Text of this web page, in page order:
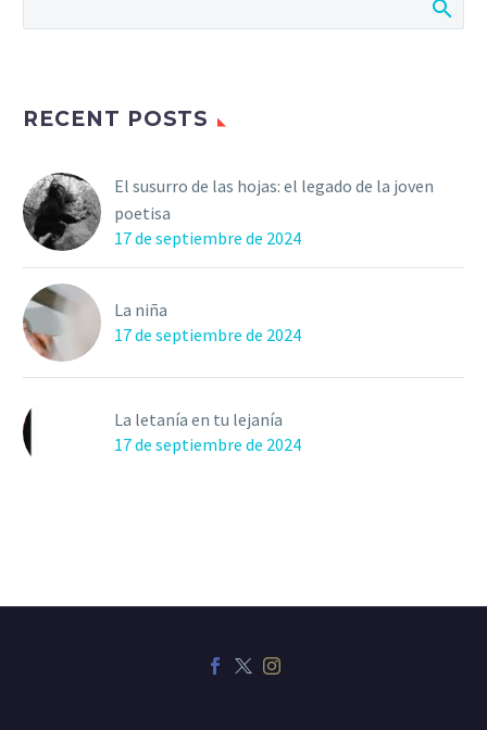
RECENT POSTS
El susurro de las hojas: el legado de la joven
poetisa
17 de septiembre de 2024
La niña
17 de septiembre de 2024
La letanía en tu lejanía
17 de septiembre de 2024